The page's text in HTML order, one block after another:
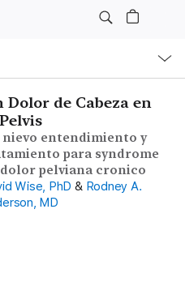
Dolor de Cabeza en
nievo entendimiento y
para syndrome
pelviana cronico
Wise, PhD & Rodney A.
MD